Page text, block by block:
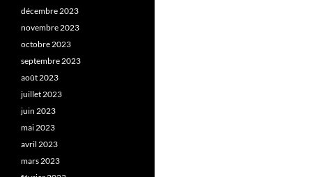
décembre 2023
novembre 2023
octobre 2023
septembre 2023
août 2023
juillet 2023
juin 2023
mai 2023
avril 2023
mars 2023